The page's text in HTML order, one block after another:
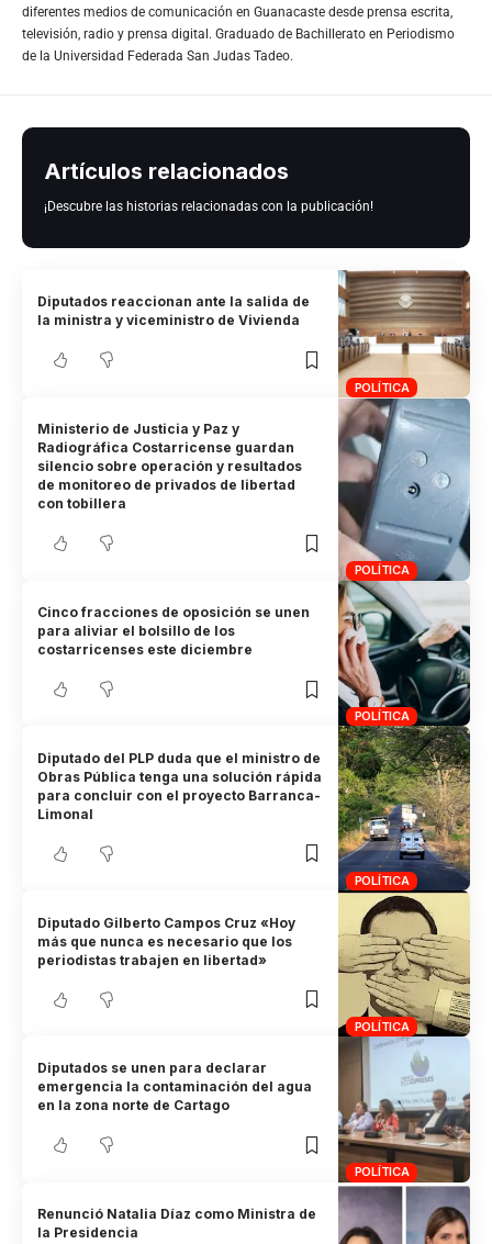
diferentes medios de comunicación en Guanacaste desde prensa escrita,
televisión, radio y prensa digital. Graduado de Bachillerato en Periodismo
de la Universidad Federada San Judas Tadeo.
Artículos relacionados
¡Descubre las historias relacionadas con la publicación!
POLÍTICA
Diputados reaccionan ante la salida de
la ministra y viceministro de Vivienda
POLÍTICA
Ministerio de Justicia y Paz y
Radiográfica Costarricense guardan
silencio sobre operación y resultados
de monitoreo de privados de libertad
con tobillera
POLÍTICA
Cinco fracciones de oposición se unen
para aliviar el bolsillo de los
costarricenses este diciembre
POLÍTICA
Diputado del PLP duda que el ministro de
Obras Pública tenga una solución rápida
para concluir con el proyecto Barranca-
Limonal
POLÍTICA
Diputado Gilberto Campos Cruz «Hoy
más que nunca es necesario que los
periodistas trabajen en libertad»
POLÍTICA
Diputados se unen para declarar
emergencia la contaminación del agua
en la zona norte de Cartago
Renunció Natalia Díaz como Ministra de
la Presidencia